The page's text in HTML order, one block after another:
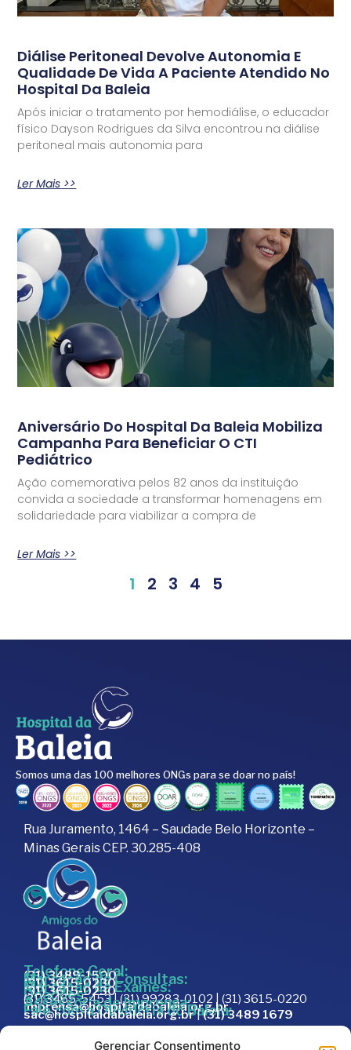
Gerenciar Consentimento
Diálise Peritoneal Devolve Autonomia E
Qualidade De Vida A Paciente Atendido No
Hospital Da Baleia
Após iniciar o tratamento por hemodiálise, o educador
físico Dayson Rodrigues da Silva encontrou na diálise
peritoneal mais autonomia para
Ler Mais >>
Aniversário Do Hospital Da Baleia Mobiliza
Campanha Para Beneficiar O CTI
Pediátrico
Ação comemorativa pelos 82 anos da instituição
convida a sociedade a transformar homenagens em
solidariedade para viabilizar a compra de
Ler Mais >>
1 2 3 4 5
Somos uma das 100 melhores ONGs para se doar no país!
Rua Juramento, 1464 – Saudade Belo Horizonte –
Minas Gerais CEP. 30.285-408
Telefone Geral:
(31) 3489-1500
Marcação de Consultas:
(31) 3615-0230
Marcação de Exames:
(31) 3615-0230
Doações:
(31) 3465-5453 | (31) 99283-0102 | (31) 3615-0220
Assessoria de Imprensa:
imprensa@hospitaldabaleia.org.br
Fale com a Ouvidoria do Baleia:
sac@hospitaldabaleia.org.br|(31) 3489 1679